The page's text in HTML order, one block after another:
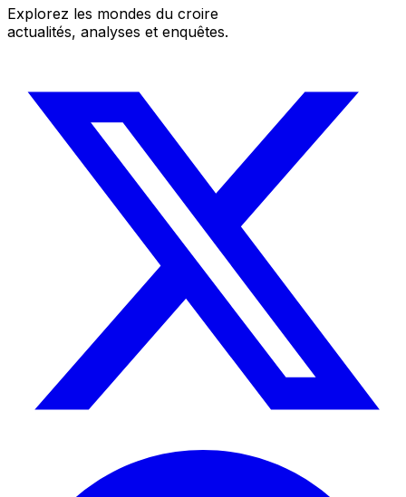
Explorez les mondes du croire
actualités, analyses et enquêtes.